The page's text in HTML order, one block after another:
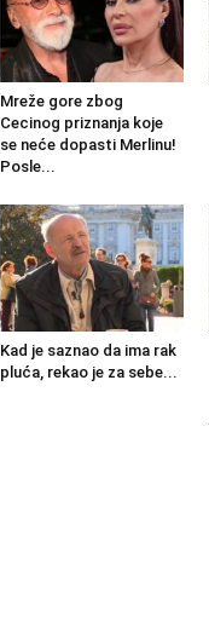
Mreže gore zbog
Cecinog priznanja koje
se neće dopasti Merlinu!
Posle...
Kad je saznao da ima rak
pluća, rekao je za sebe...